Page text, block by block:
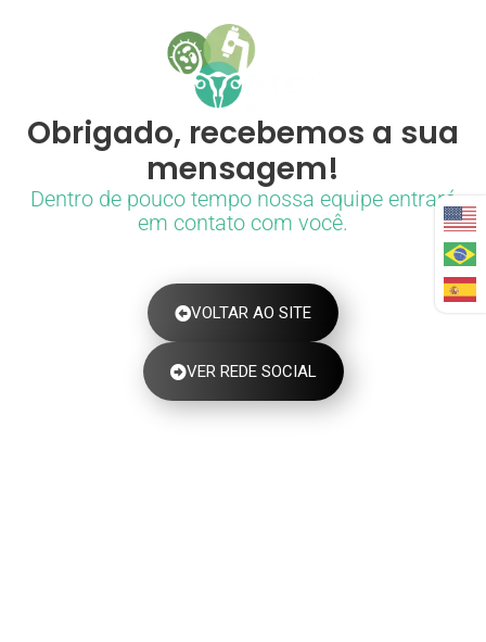
Obrigado, recebemos a sua
mensagem!
Dentro de pouco tempo nossa equipe entrará
em contato com você.
VOLTAR AO SITE
VER REDE SOCIAL